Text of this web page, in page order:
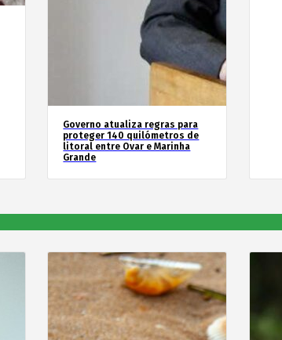
Governo atualiza regras para
proteger 140 quilómetros de
litoral entre Ovar e Marinha
Grande